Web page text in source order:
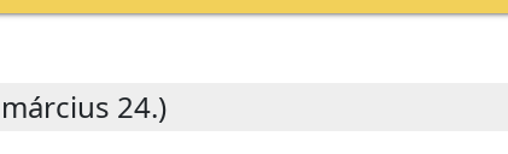
24.)